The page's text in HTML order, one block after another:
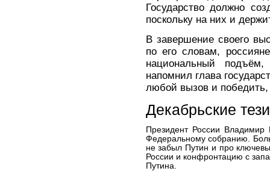
Государство должно
поскольку на них и
В завершение своего
по его словам,
национальный
напомнил глава
любой вызов и
Декабрьские
Президент России
Федеральному собранию.
не забыл Путин и про
России и конфронтацию с
Путина.